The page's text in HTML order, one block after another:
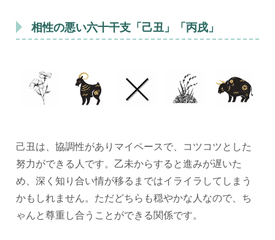
相性の悪い六十干支「己丑」「丙戌」
己丑は、協調性がありマイペースで、コツコツとした
努力ができる人です。乙未からすると進みが遅いた
め、深く知り合い情が移るまではイライラしてしまう
かもしれません。ただどちらも穏やかな人なので、ち
ゃんと尊重し合うことができる関係です。